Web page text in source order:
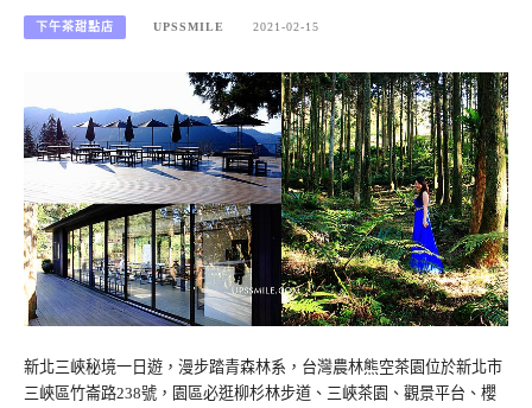
下午茶甜點店 UPSSMILE 2021-02-15
新北三峽秘境一日遊，漫步踏青森林系，台灣農林熊空茶園位於新北市
三峽區竹崙路238號，園區必逛柳杉林步道、三峽茶園、觀景平台、櫻